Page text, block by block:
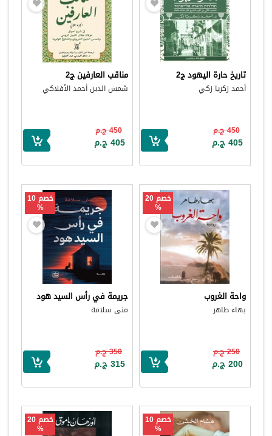
تاريخ حارة اليهود ج2
أحمد زكريا زكي
450 ج.م
405 ج.م
مناقب العارفين ج2
شمس الدين أحمد الأفلاكي
450 ج.م
405 ج.م
خصم 20
%
واحة الغروب
بهاء طاهر
250 ج.م
200 ج.م
خصم 10
%
جريمة في رأس السيد هود
منى سلامة
350 ج.م
315 ج.م
خصم 10
%
خصم 20
%